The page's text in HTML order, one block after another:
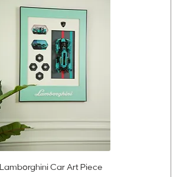
Lamborghini Car Art Piece